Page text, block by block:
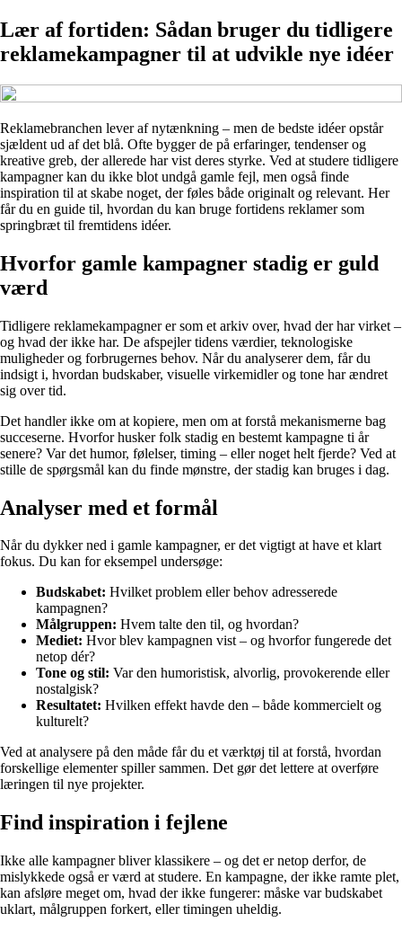
Lær af fortiden: Sådan bruger du tidligere
reklamekampagner til at udvikle nye idéer
Reklamebranchen lever af nytænkning – men de bedste idéer opstår
sjældent ud af det blå. Ofte bygger de på erfaringer, tendenser og
kreative greb, der allerede har vist deres styrke. Ved at studere tidligere
kampagner kan du ikke blot undgå gamle fejl, men også finde
inspiration til at skabe noget, der føles både originalt og relevant. Her
får du en guide til, hvordan du kan bruge fortidens reklamer som
springbræt til fremtidens idéer.
Hvorfor gamle kampagner stadig er guld
værd
Tidligere reklamekampagner er som et arkiv over, hvad der har virket –
og hvad der ikke har. De afspejler tidens værdier, teknologiske
muligheder og forbrugernes behov. Når du analyserer dem, får du
indsigt i, hvordan budskaber, visuelle virkemidler og tone har ændret
sig over tid.
Det handler ikke om at kopiere, men om at forstå mekanismerne bag
succeserne. Hvorfor husker folk stadig en bestemt kampagne ti år
senere? Var det humor, følelser, timing – eller noget helt fjerde? Ved at
stille de spørgsmål kan du finde mønstre, der stadig kan bruges i dag.
Analyser med et formål
Når du dykker ned i gamle kampagner, er det vigtigt at have et klart
fokus. Du kan for eksempel undersøge:
Budskabet: Hvilket problem eller behov adresserede
kampagnen?
Målgruppen: Hvem talte den til, og hvordan?
Mediet: Hvor blev kampagnen vist – og hvorfor fungerede det
netop dér?
Tone og stil: Var den humoristisk, alvorlig, provokerende eller
nostalgisk?
Resultatet: Hvilken effekt havde den – både kommercielt og
kulturelt?
Ved at analysere på den måde får du et værktøj til at forstå, hvordan
forskellige elementer spiller sammen. Det gør det lettere at overføre
læringen til nye projekter.
Find inspiration i fejlene
Ikke alle kampagner bliver klassikere – og det er netop derfor, de
mislykkede også er værd at studere. En kampagne, der ikke ramte plet,
kan afsløre meget om, hvad der ikke fungerer: måske var budskabet
uklart, målgruppen forkert, eller timingen uheldig.